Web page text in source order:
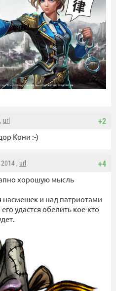
+2
url
Кони :-)
+4
, url
хорошую мысль
и над патриотами
удастся обелить кое-кто